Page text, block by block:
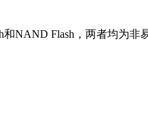
NAND Flash，两者均为